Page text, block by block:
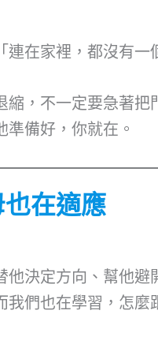
在家裡，都沒有一
，不一定要急著把
備好，你就在。
在適應
決定方向、幫他避
們也在學習，怎麼